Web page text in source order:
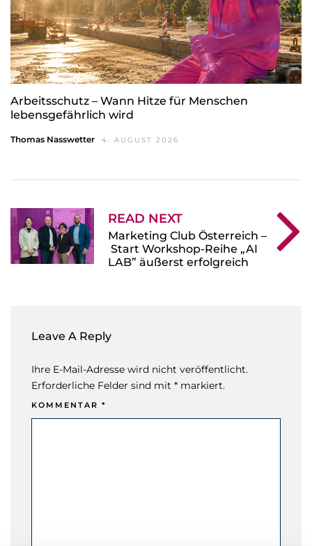
Arbeitsschutz – Wann Hitze für Menschen
lebensgefährlich wird
Thomas Nasswetter 4. AUGUST 2026
READ NEXT
Marketing Club Österreich –
Start Workshop-Reihe „AI
LAB” äußerst erfolgreich
Leave A Reply
Ihre E-Mail-Adresse wird nicht veröffentlicht.
Erforderliche Felder sind mit * markiert.
KOMMENTAR *